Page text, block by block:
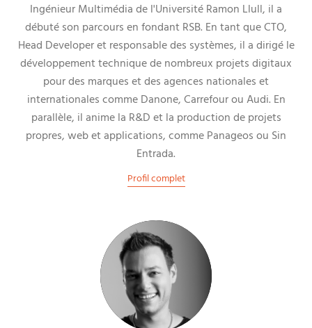
Ingénieur Multimédia de l'Université Ramon Llull, il a
débuté son parcours en fondant RSB. En tant que CTO,
Head Developer et responsable des systèmes, il a dirigé le
développement technique de nombreux projets digitaux
pour des marques et des agences nationales et
internationales comme Danone, Carrefour ou Audi. En
parallèle, il anime la R&D et la production de projets
propres, web et applications, comme Panageos ou Sin
Entrada.
Profil complet